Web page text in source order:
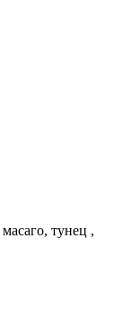
тунец ,